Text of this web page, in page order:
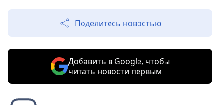
Поделитесь новостью
Добавить в Google, чтобы
читать новости первым